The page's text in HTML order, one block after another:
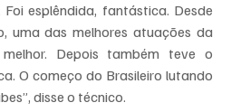
esplêndida, fantástica. Desde
uma das melhores atuações da
Depois também teve o
O começo do Brasileiro lutando
disse o técnico.